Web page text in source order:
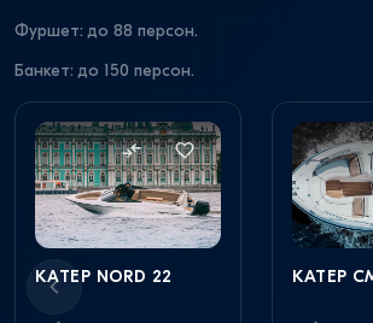
Фуршет: до 88 персон.
Банкет: до 150 персон.
КАТЕР NORD 22 КАТЕР